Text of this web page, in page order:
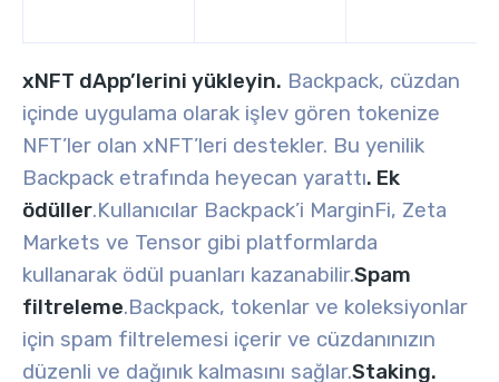
xNFT dApp’lerini yükleyin. Backpack, cüzdan
içinde uygulama olarak işlev gören tokenize
NFT’ler olan xNFT’leri destekler. Bu yenilik
Backpack etrafında heyecan yarattı. Ek
ödüller.Kullanıcılar Backpack’i MarginFi, Zeta
Markets ve Tensor gibi platformlarda
kullanarak ödül puanları kazanabilir.Spam
filtreleme.Backpack, tokenlar ve koleksiyonlar
için spam filtrelemesi içerir ve cüzdanınızın
düzenli ve dağınık kalmasını sağlar.Staking.